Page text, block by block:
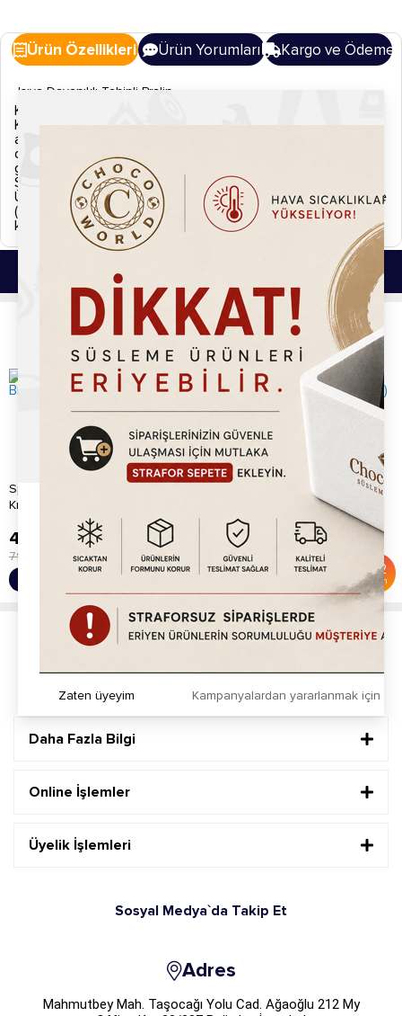
Ürün Özellikleri Ürün Yorumları Kargo ve Ödeme
Isıya Dayanıklı Tahinli Pralin
Kargo ve İade
Kargonuzu teslim almadan önce lütfen eksik, hasarlı ya da
ayıplı olup olmadığını kontrol ediniz. Eğer kargonuzda normal
dışı bir durum gözlemlerseniz zabıt tutarak ürününüzü kargo
görevlisine iade ediniz.
Sipariş Kargoya Verilişi
Ürünler siparişi verdiğiniz tarihten itibaren aksi belirtilmedikçe
(Hızlı kargo vb. uyarı simgeleri.) 2 iş günü içerisinde
kargolanmaktadır.
Bu Ürünlerde İlginizi Çekebilir.
Specofix Karamelize Bisküvi
Kreması (1kg)
%44
445.20 TL
799.00
Chocoworld Kakaolu Bisküvi
Kreması Spread (1kg)
%52
İndirim
259.20
540.00
Sepete Ekle
Sosyal Medya`da Takip Et
Daha Fazla Bilgi
Online İşlemler
Üyelik İşlemleri
Sosyal Medya`da Takip Et
Adres
Mahmutbey Mah. Taşocağı Yolu Cad. Ağaoğlu 212 My
Kampanyalardan yararlanmak için
Zaten üyeyim